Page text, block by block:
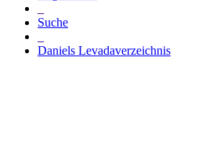
Suche
Daniels Levadaverzeichnis